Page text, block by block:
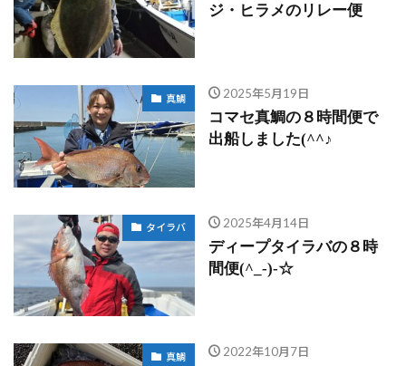
ジ・ヒラメのリレー便
真鯛 2025年5月19日
コマセ真鯛の８時間便で
出船しました(^^♪
タイラバ 2025年4月14日
ディープタイラバの８時
間便(^_-)-☆
真鯛 2022年10月7日